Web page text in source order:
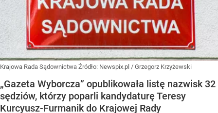
Krajowa Rada Sądownictwa Źródło: Newspix.pl / Grzegorz Krzyżewski
„Gazeta Wyborcza” opublikowała listę nazwisk 32
sędziów, którzy poparli kandydaturę Teresy
Kurcyusz-Furmanik do Krajowej Rady